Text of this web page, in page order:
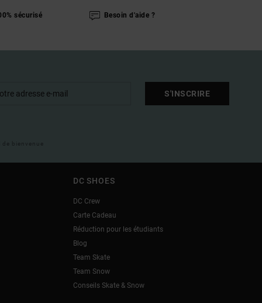
sécurisé Besoin d'aide ?
S'INSCRIRE
bienvenue
DC SHOES
DC Crew
Carte Cadeau
Réduction pour les étudiants
Blog
Team Skate
Team Snow
Conseils Skate & Snow